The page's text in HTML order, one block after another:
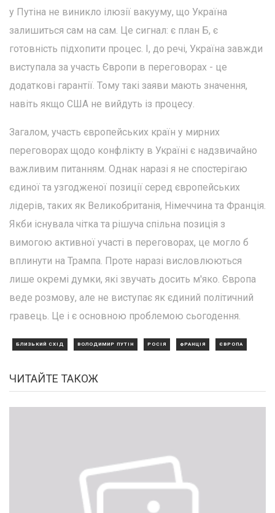
у Путіна не виникло ілюзії вакууму, що Україна
залишиться сам на сам. Це сигнал: є план Б, є
готовність підхопити процес. І, до речі, Україна завжди
виступала за участь Європи в переговорах - це
додаткові гарантії. Тому такі заяви мають значення,
навіть якщо США не вийдуть із процесу.
Загалом, участь європейських країн у мирних
переговорах щодо конфлікту в Україні є надзвичайно
важливим питанням. Однак наразі я не спостерігаю
єдиної та узгодженої позиції серед європейських
лідерів, таких як Великобританія, Німеччина та Франція.
Якби існувала чітка та рішуча спільна позиція з
вимогою активної участі в переговорах, це могло б
вплинути на Трампа. Проте наразі висловлюються
лише окремі думки, які звучать досить м'яко. Європа
веде розмову, але не виступає як єдиний політичний
гравець. Це і є основною проблемою сьогодення.
БЛИЗЬКИЙ СХІД ВОЛОДИМИР ПУТІН РОСІЯ ФРАНЦІЯ ЄВРОПА
ЧИТАЙТЕ ТАКОЖ